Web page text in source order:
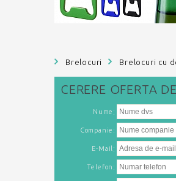
Brelocuri Brelocuri cu
CERERE OFERTA
Nume :
Companie :
E-Mail :
Telefon :